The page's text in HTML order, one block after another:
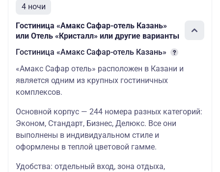
Бизнес
30.04.26
на Карла
(стандартный
номер
TWIN/DBL)
14.05.2026-
10.06.2026
30.09.2026
28570
Отель «Давыдов
на Назарбаева»
3* (стандартный
номер
TWIN/DBL)
30.04.26
14.05.2026-
10.06.2026
18.06.2026-
30.09.2026
28570
4 ночи
Гостиница «Амакс Сафар-отель Казань»
или Отель «Кристалл» или другие варианты
Гостиница «Амакс Сафар-отель Казань»
«Амакс Сафар отель» расположен в Казани и
является одним из крупных гостиничных
комплексов.
Основной корпус — 244 номера разных категорий:
Эконом, Стандарт, Бизнес, Делюкс. Все они
выполнены в индивидуальном стиле и
оформлены в теплой цветовой гамме.
Удобства: отдельный вход, зона отдыха,